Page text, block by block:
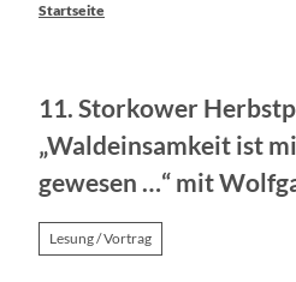
Startseite
11. Storkower
„Waldeinsamkeit ist
gewesen …“ mit
Lesung / Vortrag